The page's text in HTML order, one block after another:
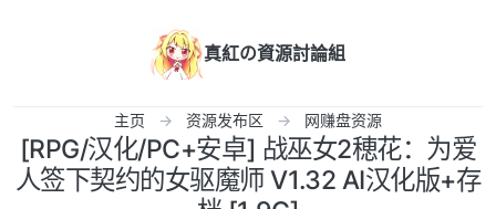
真紅の資源討論組
主页 资源发布区 网赚盘资源
[RPG/汉化/PC+安卓] 战巫女2穂花：为爱
人签下契约的女驱魔师 V1.32 AI汉化版+存